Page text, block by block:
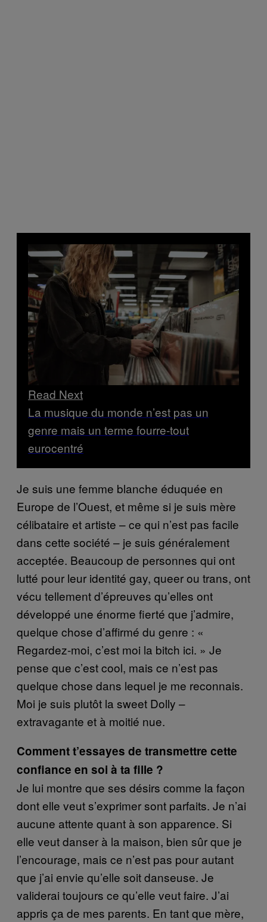
Read Next
La musique du monde n’est pas un
genre mais un terme fourre-tout
eurocentré
Je suis une femme blanche éduquée en
Europe de l’Ouest, et même si je suis mère
célibataire et artiste – ce qui n’est pas facile
dans cette société – je suis généralement
acceptée. Beaucoup de personnes qui ont
lutté pour leur identité gay, queer ou trans, ont
vécu tellement d’épreuves qu’elles ont
développé une énorme fierté que j’admire,
quelque chose d’affirmé du genre : «
Regardez-moi, c’est moi la bitch ici. » Je
pense que c’est cool, mais ce n’est pas
quelque chose dans lequel je me reconnais.
Moi je suis plutôt la sweet Dolly –
extravagante et à moitié nue.
Comment t’essayes de transmettre cette
confiance en soi à ta fille ?
Je lui montre que ses désirs comme la façon
dont elle veut s’exprimer sont parfaits. Je n’ai
aucune attente quant à son apparence. Si
elle veut danser à la maison, bien sûr que je
l’encourage, mais ce n’est pas pour autant
que j’ai envie qu’elle soit danseuse. Je
validerai toujours ce qu’elle veut faire. J’ai
appris ça de mes parents. En tant que mère,